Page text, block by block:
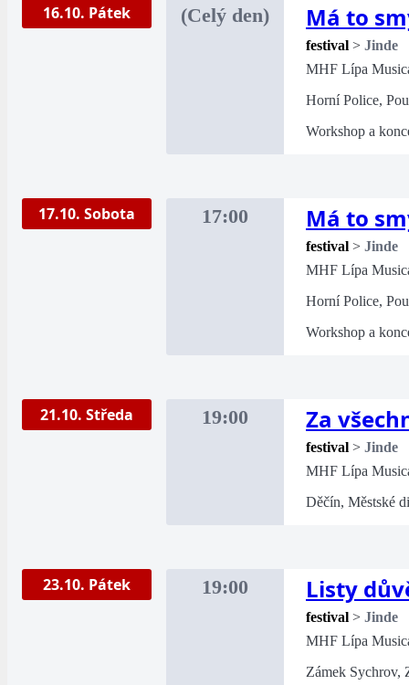
16.10. Pátek (Celý den) Má to
festival > Jinde
MHF Lípa
Horní Police,
Workshop a
17.10. Sobota 17:00 Má to
festival > Jinde
MHF Lípa
Horní Police,
Workshop a
21.10. Středa 19:00 Za
festival > Jinde
MHF Lípa
Děčín, Městské
23.10. Pátek 19:00 Listy
festival > Jinde
MHF Lípa
Zámek Sychrov,